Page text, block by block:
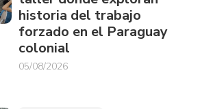
historia del trabajo
forzado en el Paraguay
colonial
05/08/2026